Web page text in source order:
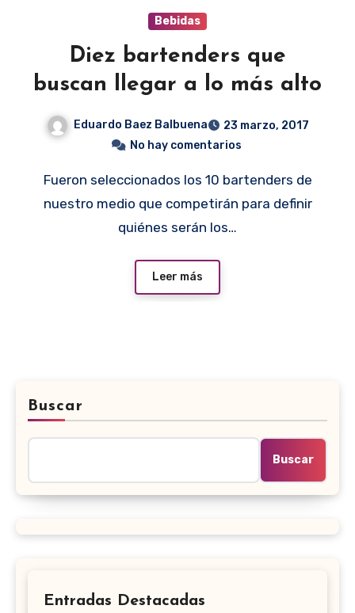
Bebidas
Diez bartenders que
buscan llegar a lo más alto
Eduardo Baez Balbuena
23 marzo, 2017
No hay comentarios
Fueron seleccionados los 10 bartenders de
nuestro medio que competirán para definir
quiénes serán los…
Leer más
Buscar
Buscar
Entradas Destacadas